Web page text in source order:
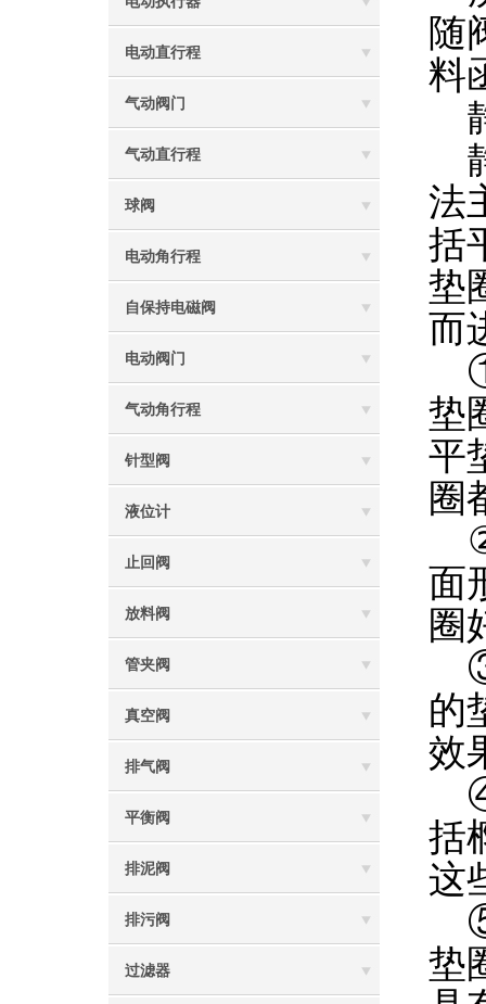
电动直行程
气动阀门
气动直行程
球阀
电动角行程
自保持电磁阀
电动阀门
气动角行程
针型阀
液位计
止回阀
放料阀
管夹阀
真空阀
排气阀
平衡阀
排泥阀
排污阀
过滤器
随
料
法
括
垫
而
①
垫
平
圈
面
圈
③
的
效
④
括
这
⑤
垫